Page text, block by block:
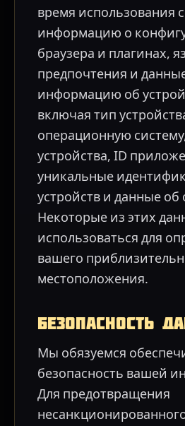
время использования
информацию о
браузера и плагинах,
предпочтения и
информацию об
включая тип
операционную
устройства, ID
уникальные
устройств и данные
Некоторые из этих
использоваться для
вашего
местоположения.
Безопасность
Мы обязуемся
безопасность вашей
Для предотвращения